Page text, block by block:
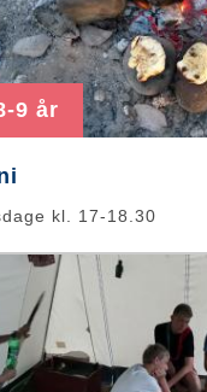
9 år
kl. 17-18.30